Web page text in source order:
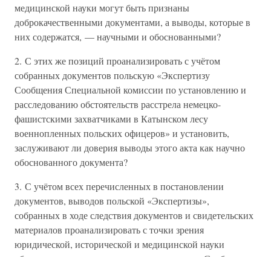
медицинской науки могут быть признаны
доброкачественными документами, а выводы, которые в
них содержатся, — научными и обоснованными?
2. С этих же позиций проанализировать с учётом
собранных документов польскую «Экспертизу
Сообщения Специальной комиссии по установлению и
расследованию обстоятельств расстрела немецко-
фашистскими захватчиками в Катынском лесу
военнопленных польских офицеров» и установить,
заслуживают ли доверия выводы этого акта как научно
обоснованного документа?
3. С учётом всех перечисленных в постановлении
документов, выводов польской «Экспертизы»,
собранных в ходе следствия документов и свидетельских
материалов проанализировать с точки зрения
юридической, исторической и медицинской науки